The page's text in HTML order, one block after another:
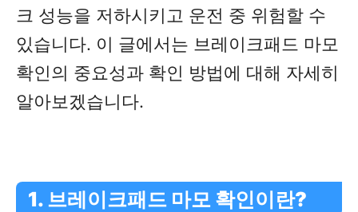
크 성능을 저하시키고 운전 중 위험할 수
있습니다. 이 글에서는 브레이크패드 마모
확인의 중요성과 확인 방법에 대해 자세히
알아보겠습니다.
1. 브레이크패드 마모 확인이란?